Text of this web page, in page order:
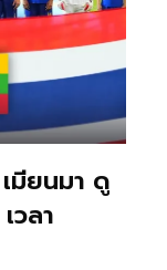
มียนมา ดู
วลา